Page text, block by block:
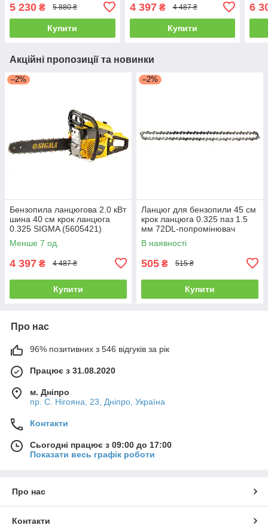
5 230 ₴ 5 880 ₴
Купити
+БЕЗКОШТОВНА
ДОСТАВКА!
4 397₴ 4 487 ₴
Купити
6
Акційні пропозиції та новинки
–2%
Бензопила ланцюгова 2.0 кВт
шина 40 см крок ланцюга
0.325 SIGMA (5605421)
+БЕЗКОШТОВНА ДОСТАВКА!
Менше 7 од.
4 397 ₴ 4 487 ₴
Купити
–2%
Ланцюг для бензопили 45 см
крок ланцюга 0.325 паз 1.5
мм 72DL-попромінювач
SIGMA (5606571)
В наявності
505 ₴ 515 ₴
Купити
Про нас
96% позитивних з 546 відгуків за рік
Працює з 31.08.2020
м. Дніпро
пр. С. Нігояна, 23, Дніпро, Україна
Контакти
Сьогодні працює з 09:00 до 17:00
Показати весь графік роботи
Про нас
Контакти